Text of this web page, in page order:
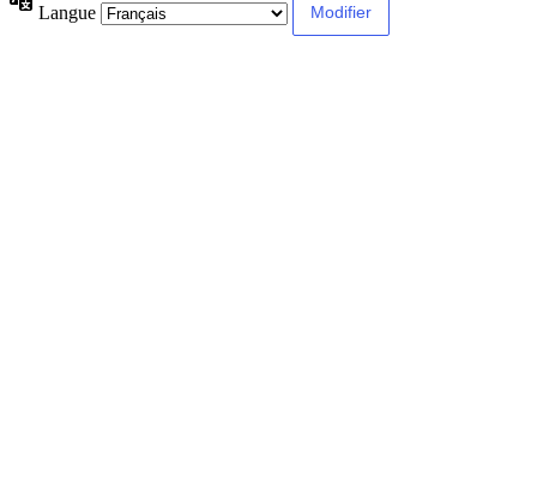
Langue